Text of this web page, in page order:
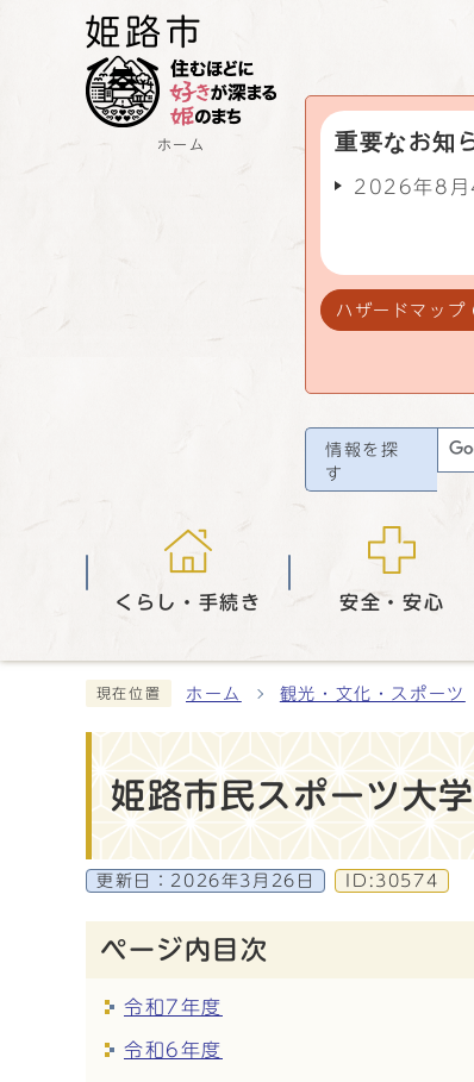
ホーム 重要なお知
2026年8月
ハザードマップ
情報を探
す
くらし・手続き 安全・安心
現在位置 ホーム 観光・文化・スポーツ
姫路市民スポーツ大
更新日： 2026年3月26日 ID:30574
ページ内目次
令和7年度
令和6年度